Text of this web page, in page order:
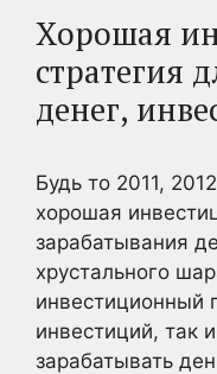
Хорошая
стратегия
денег,
Будь то 2011,
хорошая
зарабатывания
хрустального
инвестиционный
инвестиций, так
зарабатывать